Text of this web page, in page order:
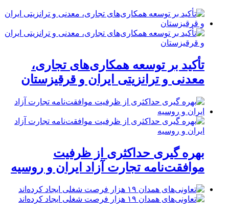
تأکید بر توسعه همکاری‌های تجاری،
معدنی و ترانزیتی ایران و قرقیزستان
بهره گیری حداکثری از ظرفیت
موافقت‌نامه تجارت آزاد ایران و روسیه